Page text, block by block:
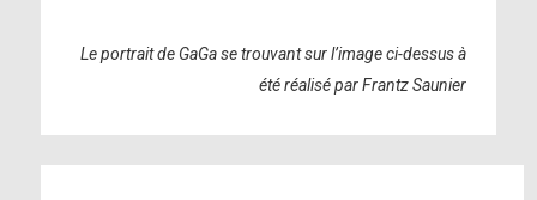
Le portrait de GaGa se trouvant sur l’image ci-dessus à
été réalisé par Frantz Saunier